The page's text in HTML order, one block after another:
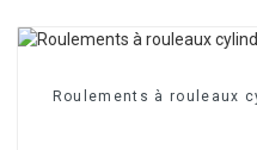
Roulements à rouleaux